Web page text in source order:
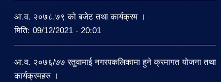
आ.व. २०७८.७९ को बजेट तथा कार्यक्रम ।
मिति: 09/12/2021 - 20:01
आ.व. २०७६/७७ रतुवामाई नगरपकलिकामा हुने क्रमागत योजना तथा
कार्यक्रमहरु ।